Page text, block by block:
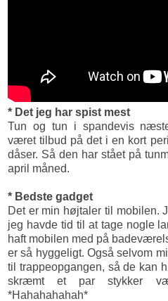
* Det jeg har spist mest
Tun og tun i spandevis
været tilbud på det i en kort
dåser. Så den har stået på
april måned.
* Bedste gadget
Det er min højtaler til mobilen.
jeg havde tid til at tage nogle
haft mobilen med på
er så hyggeligt. Også selvom
til trappeopgangen, så de kan
skræmt et par stykker
*Hahahahahah*